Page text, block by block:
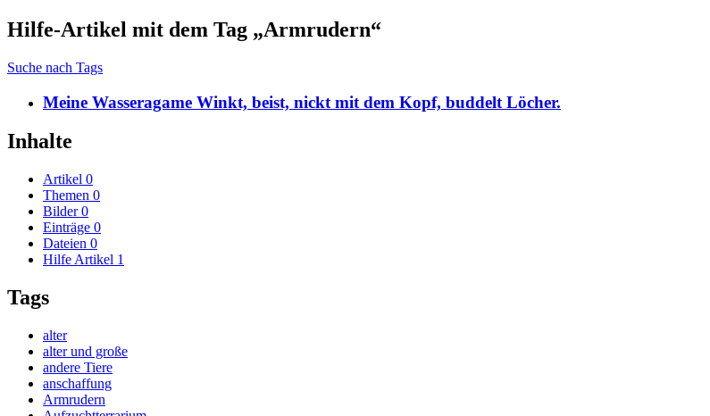
Hilfe-Artikel mit dem Tag „Armrudern“
Suche nach Tags
Meine Wasseragame Winkt, beist, nickt mit dem Kopf, buddelt Löcher.
Inhalte
Artikel 0
Themen 0
Bilder 0
Einträge 0
Dateien 0
Hilfe Artikel 1
Tags
alter
alter und große
andere Tiere
anschaffung
Armrudern